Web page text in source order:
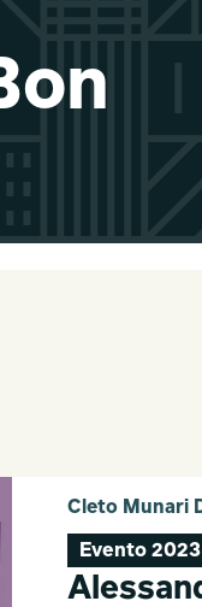
Cleto Munari
Evento 2023